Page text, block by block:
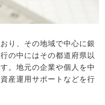
り、その地域で中心に銀
の中にはその都道府県以
。地元の企業や個人を中
産運用サポートなどを行